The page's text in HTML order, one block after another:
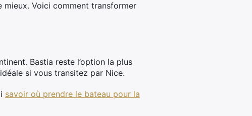
mieux. Voici comment transformer
Bastia reste l’option la plus
si vous transitez par Nice.
savoir où prendre le bateau pour la